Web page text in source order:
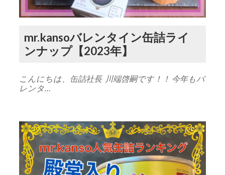
mr.kansoバレンタイン缶詰ライ
ンナップ【2023年】
こんにちは、缶詰社長 川端啓嗣です！！ 今年もバ
レンタ…